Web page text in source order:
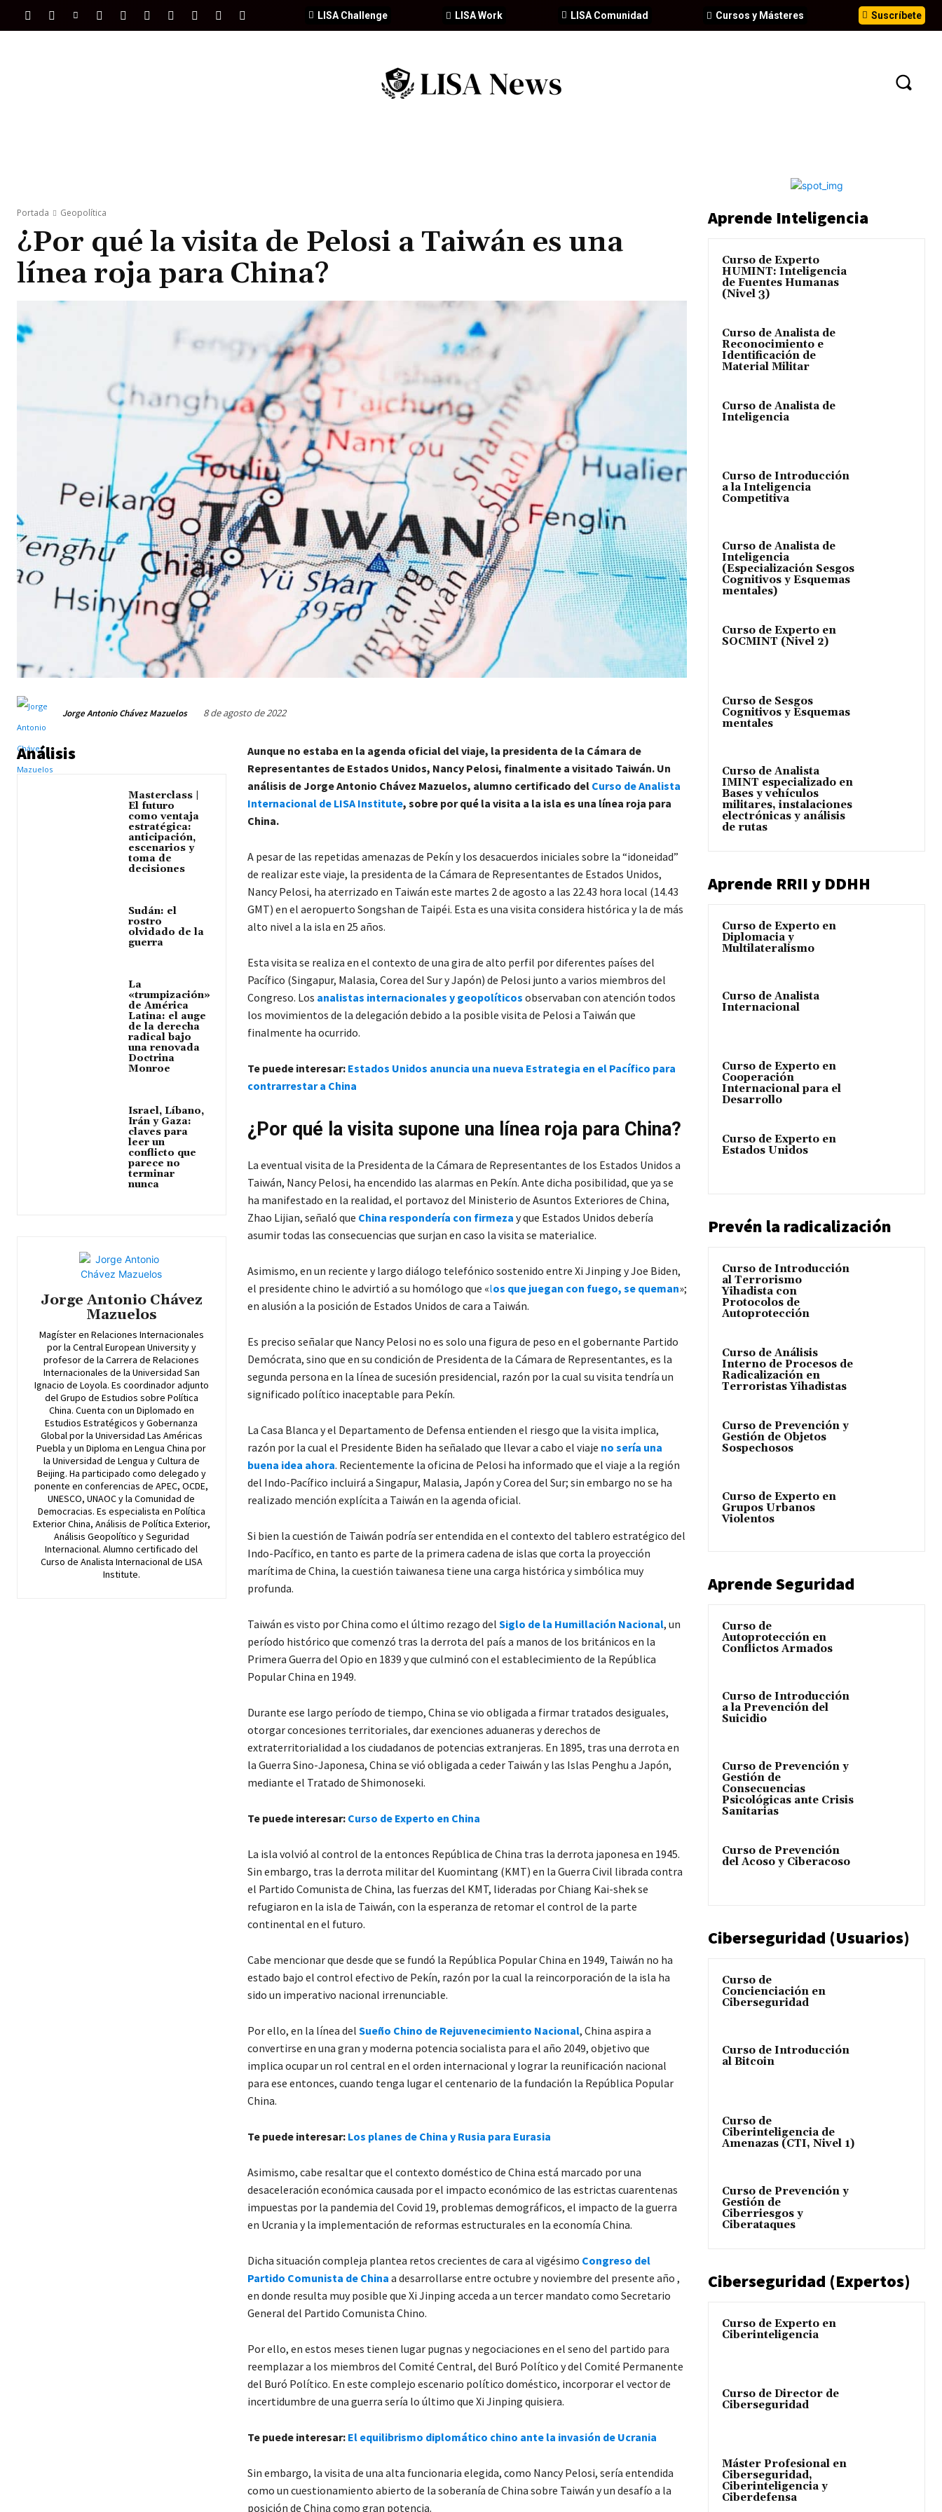
Suscríbete
Cursos y Másteres
LISA Comunidad
LISA Work
LISA Challenge
Portada Geopolítica
¿Por qué la visita de Pelosi a Taiwán es una
línea roja para China?
Jorge Antonio Chávez Mazuelos 8 de agosto de 2022
Análisis
Masterclass |
El futuro
como ventaja
estratégica:
anticipación,
escenarios y
toma de
decisiones
Sudán: el
rostro
olvidado de la
guerra
La
«trumpización»
de América
Latina: el auge
de la derecha
radical bajo
una renovada
Doctrina
Monroe
Israel, Líbano,
Irán y Gaza:
claves para
leer un
conflicto que
parece no
terminar
nunca
Jorge Antonio Chávez
Mazuelos
Magíster en Relaciones Internacionales
por la Central European University y
profesor de la Carrera de Relaciones
Internacionales de la Universidad San
Ignacio de Loyola. Es coordinador adjunto
del Grupo de Estudios sobre Política
China. Cuenta con un Diplomado en
Estudios Estratégicos y Gobernanza
Global por la Universidad Las Américas
Puebla y un Diploma en Lengua China por
la Universidad de Lengua y Cultura de
Beijing. Ha participado como delegado y
ponente en conferencias de APEC, OCDE,
UNESCO, UNAOC y la Comunidad de
Democracias. Es especialista en Política
Exterior China, Análisis de Política Exterior,
Análisis Geopolítico y Seguridad
Internacional. Alumno certificado del
Curso de Analista Internacional de LISA
Institute.
Aunque no estaba en la agenda oficial del viaje, la presidenta de la Cámara de
Representantes de Estados Unidos, Nancy Pelosi, finalmente a visitado Taiwán. Un
análisis de Jorge Antonio Chávez Mazuelos, alumno certificado del Curso de Analista
Internacional de LISA Institute, sobre por qué la visita a la isla es una línea roja para
China.
A pesar de las repetidas amenazas de Pekín y los desacuerdos iniciales sobre la “idoneidad”
de realizar este viaje, la presidenta de la Cámara de Representantes de Estados Unidos,
Nancy Pelosi, ha aterrizado en Taiwán este martes 2 de agosto a las 22.43 hora local (14.43
GMT) en el aeropuerto Songshan de Taipéi. Esta es una visita considera histórica y la de más
alto nivel a la isla en 25 años.
Esta visita se realiza en el contexto de una gira de alto perfil por diferentes países del
Pacífico (Singapur, Malasia, Corea del Sur y Japón) de Pelosi junto a varios miembros del
Congreso. Los analistas internacionales y geopolíticos observaban con atención todos
los movimientos de la delegación debido a la posible visita de Pelosi a Taiwán que
finalmente ha ocurrido.
Te puede interesar: Estados Unidos anuncia una nueva Estrategia en el Pacífico para
contrarrestar a China
¿Por qué la visita supone una línea roja para China?
La eventual visita de la Presidenta de la Cámara de Representantes de los Estados Unidos a
Taiwán, Nancy Pelosi, ha encendido las alarmas en Pekín. Ante dicha posibilidad, que ya se
ha manifestado en la realidad, el portavoz del Ministerio de Asuntos Exteriores de China,
Zhao Lijian, señaló que China respondería con firmeza y que Estados Unidos debería
asumir todas las consecuencias que surjan en caso la visita se materialice.
Asimismo, en un reciente y largo diálogo telefónico sostenido entre Xi Jinping y Joe Biden,
el presidente chino le advirtió a su homólogo que «los que juegan con fuego, se queman»;
en alusión a la posición de Estados Unidos de cara a Taiwán.
Es preciso señalar que Nancy Pelosi no es solo una figura de peso en el gobernante Partido
Demócrata, sino que en su condición de Presidenta de la Cámara de Representantes, es la
segunda persona en la línea de sucesión presidencial, razón por la cual su visita tendría un
significado político inaceptable para Pekín.
La Casa Blanca y el Departamento de Defensa entienden el riesgo que la visita implica,
razón por la cual el Presidente Biden ha señalado que llevar a cabo el viaje no sería una
buena idea ahora. Recientemente la oficina de Pelosi ha informado que el viaje a la región
del Indo-Pacífico incluirá a Singapur, Malasia, Japón y Corea del Sur; sin embargo no se ha
realizado mención explícita a Taiwán en la agenda oficial.
Si bien la cuestión de Taiwán podría ser entendida en el contexto del tablero estratégico del
Indo-Pacífico, en tanto es parte de la primera cadena de islas que corta la proyección
marítima de China, la cuestión taiwanesa tiene una carga histórica y simbólica muy
profunda.
Taiwán es visto por China como el último rezago del Siglo de la Humillación Nacional, un
período histórico que comenzó tras la derrota del país a manos de los británicos en la
Primera Guerra del Opio en 1839 y que culminó con el establecimiento de la República
Popular China en 1949.
Durante ese largo período de tiempo, China se vio obligada a firmar tratados desiguales,
otorgar concesiones territoriales, dar exenciones aduaneras y derechos de
extraterritorialidad a los ciudadanos de potencias extranjeras. En 1895, tras una derrota en
la Guerra Sino-Japonesa, China se vió obligada a ceder Taiwán y las Islas Penghu a Japón,
mediante el Tratado de Shimonoseki.
Te puede interesar:Curso de Experto en China
La isla volvió al control de la entonces República de China tras la derrota japonesa en 1945.
Sin embargo, tras la derrota militar del Kuomintang (KMT) en la Guerra Civil librada contra
el Partido Comunista de China, las fuerzas del KMT, lideradas por Chiang Kai-shek se
refugiaron en la isla de Taiwán, con la esperanza de retomar el control de la parte
continental en el futuro.
Cabe mencionar que desde que se fundó la República Popular China en 1949, Taiwán no ha
estado bajo el control efectivo de Pekín, razón por la cual la reincorporación de la isla ha
sido un imperativo nacional irrenunciable.
Por ello, en la línea del Sueño Chino de Rejuvenecimiento Nacional, China aspira a
convertirse en una gran y moderna potencia socialista para el año 2049, objetivo que
implica ocupar un rol central en el orden internacional y lograr la reunificación nacional
para ese entonces, cuando tenga lugar el centenario de la fundación la República Popular
China.
Te puede interesar: Los planes de China y Rusia para Eurasia
Asimismo, cabe resaltar que el contexto doméstico de China está marcado por una
desaceleración económica causada por el impacto económico de las estrictas cuarentenas
impuestas por la pandemia del Covid 19, problemas demográficos, el impacto de la guerra
en Ucrania y la implementación de reformas estructurales en la economía China.
Dicha situación compleja plantea retos crecientes de cara al vigésimo Congreso del
Partido Comunista de China a desarrollarse entre octubre y noviembre del presente año ,
en donde resulta muy posible que Xi Jinping acceda a un tercer mandato como Secretario
General del Partido Comunista Chino.
Por ello, en estos meses tienen lugar pugnas y negociaciones en el seno del partido para
reemplazar a los miembros del Comité Central, del Buró Político y del Comité Permanente
del Buró Político. En este complejo escenario político doméstico, incorporar el vector de
incertidumbre de una guerra sería lo último que Xi Jinping quisiera.
Te puede interesar: El equilibrismo diplomático chino ante la invasión de Ucrania
Sin embargo, la visita de una alta funcionaria elegida, como Nancy Pelosi, sería entendida
como un cuestionamiento abierto de la soberanía de China sobre Taiwán y un desafío a la
posición de China como gran potencia.
Aprende Inteligencia
Curso de Experto
HUMINT: Inteligencia
de Fuentes Humanas
(Nivel 3)
Curso de Analista de
Reconocimiento e
Identificación de
Material Militar
Curso de Analista de
Inteligencia
Curso de Introducción
a la Inteligencia
Competitiva
Curso de Analista de
Inteligencia
(Especialización Sesgos
Cognitivos y Esquemas
mentales)
Curso de Experto en
SOCMINT (Nivel 2)
Curso de Sesgos
Cognitivos y Esquemas
mentales
Curso de Analista
IMINT especializado en
Bases y vehículos
militares, instalaciones
electrónicas y análisis
de rutas
Aprende RRII y DDHH
Curso de Experto en
Diplomacia y
Multilateralismo
Curso de Analista
Internacional
Curso de Experto en
Cooperación
Internacional para el
Desarrollo
Curso de Experto en
Estados Unidos
Prevén la radicalización
Curso de Introducción
al Terrorismo
Yihadista con
Protocolos de
Autoprotección
Curso de Análisis
Interno de Procesos de
Radicalización en
Terroristas Yihadistas
Curso de Prevención y
Gestión de Objetos
Sospechosos
Curso de Experto en
Grupos Urbanos
Violentos
Aprende Seguridad
Curso de
Autoprotección en
Conflictos Armados
Curso de Introducción
a la Prevención del
Suicidio
Curso de Prevención y
Gestión de
Consecuencias
Psicológicas ante Crisis
Sanitarias
Curso de Prevención
del Acoso y Ciberacoso
Ciberseguridad (Usuarios)
Curso de
Concienciación en
Ciberseguridad
Curso de Introducción
al Bitcoin
Curso de
Ciberinteligencia de
Amenazas (CTI, Nivel 1)
Curso de Prevención y
Gestión de
Ciberriesgos y
Ciberataques
Ciberseguridad (Expertos)
Curso de Experto en
Ciberinteligencia
Curso de Director de
Ciberseguridad
Máster Profesional en
Ciberseguridad,
Ciberinteligencia y
Ciberdefensa